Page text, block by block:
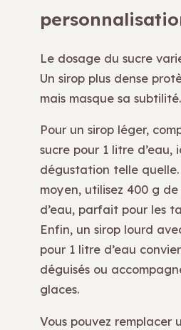
Le dosage du sucre
Un sirop plus dense
mais masque sa subtilité.
Pour un sirop léger,
sucre pour 1 litre d’eau,
dégustation telle quelle.
moyen, utilisez 400 g
d’eau, parfait pour les
Enfin, un sirop lourd
pour 1 litre d’eau
déguisés ou
glaces.
Vous pouvez remplacer